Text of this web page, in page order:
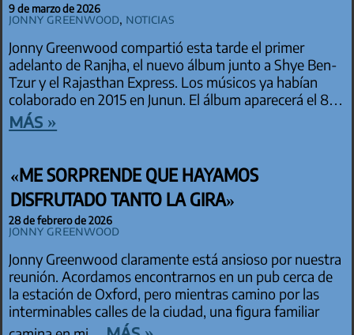
9 de marzo de 2026
Jonny Greenwood, Noticias
Jonny Greenwood compartió esta tarde el primer
adelanto de Ranjha, el nuevo álbum junto a Shye Ben-
Tzur y el Rajasthan Express. Los músicos ya habían
colaborado en 2015 en Junun. El álbum aparecerá el 8…
más »
«ME SORPRENDE QUE HAYAMOS
DISFRUTADO TANTO LA GIRA»
28 de febrero de 2026
Jonny Greenwood
Jonny Greenwood claramente está ansioso por nuestra
reunión. Acordamos encontrarnos en un pub cerca de
la estación de Oxford, pero mientras camino por las
interminables calles de la ciudad, una figura familiar